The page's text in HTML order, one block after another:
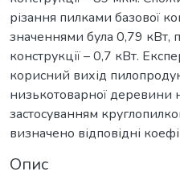
різання пилками базової
значеннями була 0,79 кВт,
конструкції – 0,7 кВт.
корисний вихід
низькотоварної деревини
застосуванням
визначено відповідні
Опис